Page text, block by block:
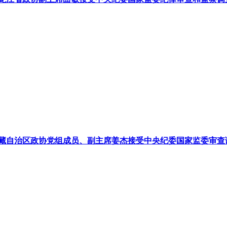
自治区政协党组成员、副主席姜杰接受中央纪委国家监委审查